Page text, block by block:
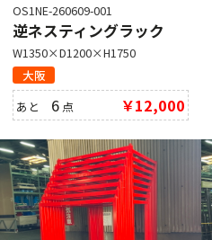
OS1NE-260609-001
逆ネスティングラック
W1350×D1200×H1750
大阪
あと 6 点 ￥12,000